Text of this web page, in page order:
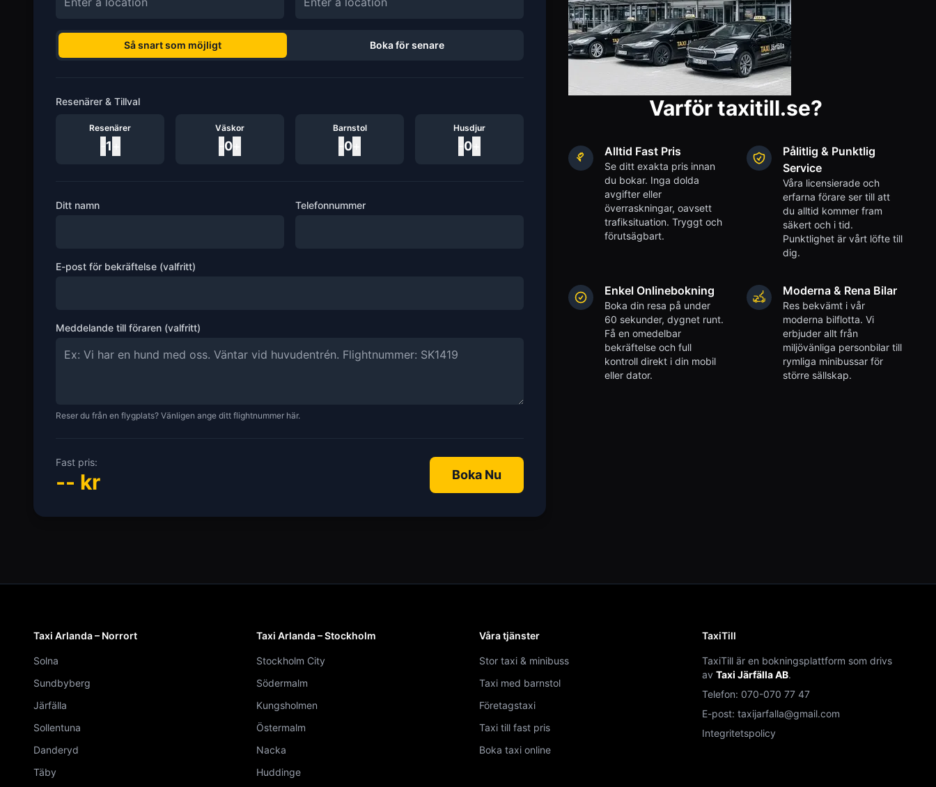
Så snart som möjligt Boka för senare
Resenärer & Tillval
Resenärer
1
Väskor
0
Barnstol
0
Husdjur
0
Ditt namn Telefonnummer
E-post för bekräftelse (valfritt)
Meddelande till föraren (valfritt)
Reser du från en flygplats? Vänligen ange ditt flightnummer här.
Fast pris:
-- kr Boka Nu
Varför taxitill.se?
Alltid Fast Pris
Se ditt exakta pris innan
du bokar. Inga dolda
avgifter eller
överraskningar, oavsett
trafiksituation. Tryggt och
förutsägbart.
Pålitlig & Punktlig
Service
Våra licensierade och
erfarna förare ser till att
du alltid kommer fram
säkert och i tid.
Punktlighet är vårt löfte till
dig.
Enkel Onlinebokning
Boka din resa på under
60 sekunder, dygnet runt.
Få en omedelbar
bekräftelse och full
kontroll direkt i din mobil
eller dator.
Moderna & Rena Bilar
Res bekvämt i vår
moderna bilflotta. Vi
erbjuder allt från
miljövänliga personbilar till
rymliga minibussar för
större sällskap.
Taxi Arlanda – Norrort
Solna
Sundbyberg
Järfälla
Sollentuna
Danderyd
Täby
Taxi Arlanda – Stockholm
Stockholm City
Södermalm
Kungsholmen
Östermalm
Nacka
Huddinge
Våra tjänster
Stor taxi & minibuss
Taxi med barnstol
Företagstaxi
Taxi till fast pris
Boka taxi online
TaxiTill
TaxiTill är en bokningsplattform som drivs
av Taxi Järfälla AB.
Telefon: 070-070 77 47
E-post: taxijarfalla@gmail.com
Integritetspolicy